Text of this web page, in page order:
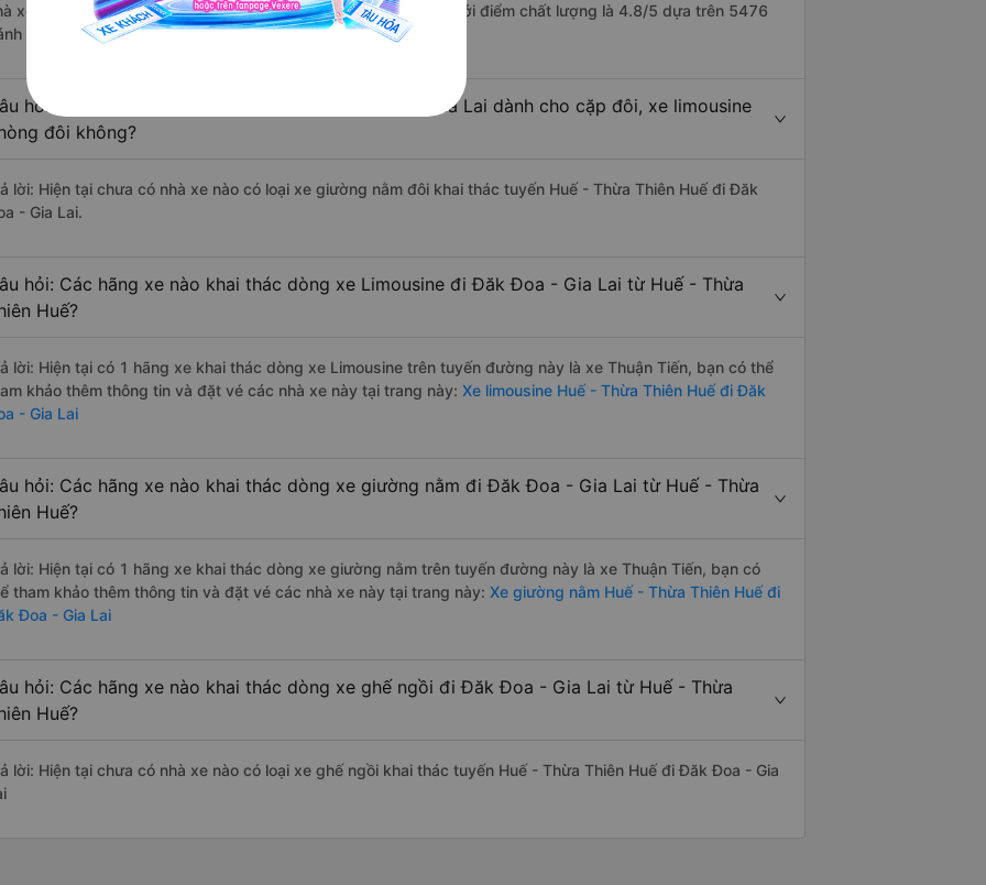
xe Thuận Tiến đi Đăk Đoa - Gia Lai từ Huế - Thừa Thiên Huế với điểm chất lượng là 4.8/5 dựa trên 5476
giá của khách hàng).
hỏi: Có loại xe Huế - Thừa Thiên Huế Đăk Đoa - Gia Lai dành cho cặp đôi, xe limousine
đôi không?
lời: Hiện tại chưa có nhà xe nào có loại xe giường nằm đôi khai thác tuyến Huế - Thừa Thiên Huế đi Đăk
- Gia Lai.
hỏi: Các hãng xe nào khai thác dòng xe Limousine đi Đăk Đoa - Gia Lai từ Huế - Thừa
Huế?
lời: Hiện tại có 1 hãng xe khai thác dòng xe Limousine trên tuyến đường này là xe Thuận Tiến, bạn có thể
khảo thêm thông tin và đặt vé các nhà xe này tại trang này: Xe limousine Huế - Thừa Thiên Huế đi Đăk
- Gia Lai
hỏi: Các hãng xe nào khai thác dòng xe giường nằm đi Đăk Đoa - Gia Lai từ Huế - Thừa
Huế?
lời: Hiện tại có 1 hãng xe khai thác dòng xe giường nằm trên tuyến đường này là xe Thuận Tiến, bạn có
tham khảo thêm thông tin và đặt vé các nhà xe này tại trang này: Xe giường nằm Huế - Thừa Thiên Huế đi
Đoa - Gia Lai
hỏi: Các hãng xe nào khai thác dòng xe ghế ngồi đi Đăk Đoa - Gia Lai từ Huế - Thừa
Huế?
lời: Hiện tại chưa có nhà xe nào có loại xe ghế ngồi khai thác tuyến Huế - Thừa Thiên Huế đi Đăk Đoa - Gia